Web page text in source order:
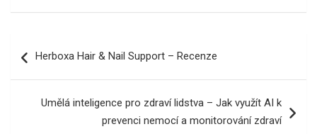
proHerboxa Hair & Nail Support – Recenze
Umělá inteligence pro zdraví lidstva – Jak využít AI k
prevenci nemocí a monitorování zdraví